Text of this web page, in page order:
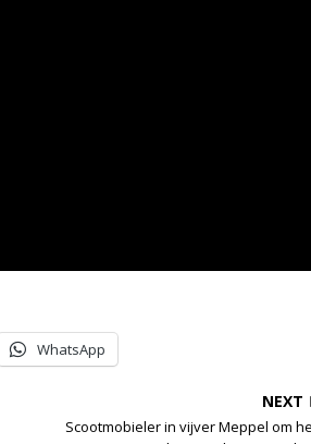
WhatsApp
NEXT
Scootmobieler in vijver Meppel om